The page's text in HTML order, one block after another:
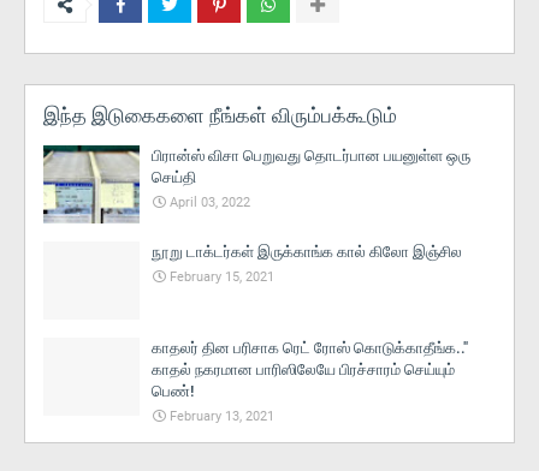
இந்த இடுகைகளை நீங்கள் விரும்பக்கூடும்
பிரான்ஸ் விசா பெறுவது தொடர்பான பயனுள்ள ஒரு
செய்தி
April 03, 2022
நூறு டாக்டர்கள் இருக்காங்க கால் கிலோ இஞ்சில
February 15, 2021
காதலர் தின பரிசாக ரெட் ரோஸ் கொடுக்காதீங்க.."
காதல் நகரமான பாரிஸிலேயே பிரச்சாரம் செய்யும்
பெண்!
February 13, 2021